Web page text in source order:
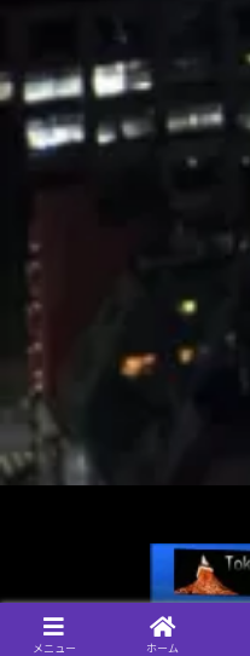
© 2004-2026 Tokyo
メニュー ホーム